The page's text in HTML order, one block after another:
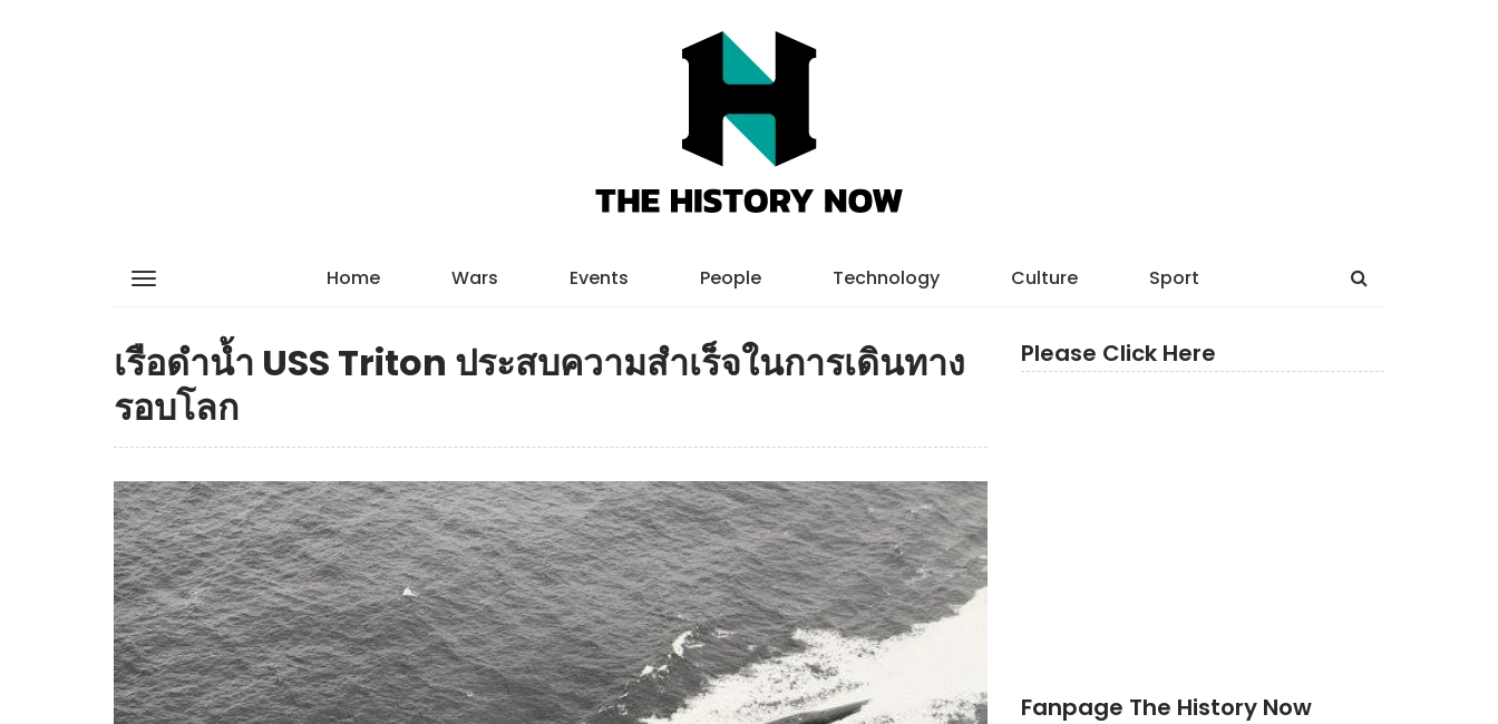
Home Wars Events People Technology Culture Sport
เรือดำน้ำ USS Triton ประสบความสำเร็จในการเดินทาง
รอบโลก
Please Click Here
Fanpage The History Now